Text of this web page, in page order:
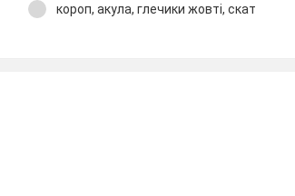
короп, акула, глечики жовті, скат